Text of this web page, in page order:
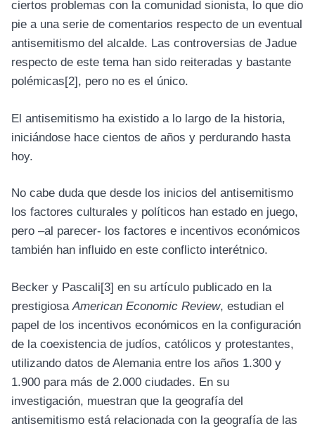
ciertos problemas con la comunidad sionista, lo que dio
pie a una serie de comentarios respecto de un eventual
antisemitismo del alcalde. Las controversias de Jadue
respecto de este tema han sido reiteradas y bastante
polémicas[2] , pero no es el único.
El antisemitismo ha existido a lo largo de la historia,
iniciándose hace cientos de años y perdurando hasta
hoy.
No cabe duda que desde los inicios del antisemitismo
los factores culturales y políticos han estado en juego,
pero –al parecer- los factores e incentivos económicos
también han influido en este conflicto interétnico.
Becker y Pascali[3] en su artículo publicado en la
prestigiosaAmerican Economic Review, estudian el
papel de los incentivos económicos en la configuración
de la coexistencia de judíos, católicos y protestantes,
utilizando datos de Alemania entre los años 1.300 y
1.900 para más de 2.000 ciudades. En su
investigación, muestran que la geografía del
antisemitismo está relacionada con la geografía de las